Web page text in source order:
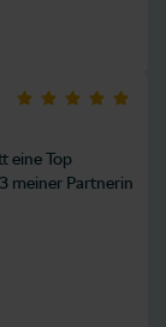
eine Top
meiner Partnerin